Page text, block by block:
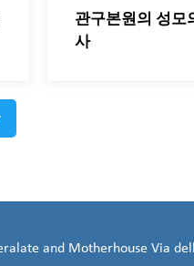
관구본원의 성모
사
and Motherhouse Via